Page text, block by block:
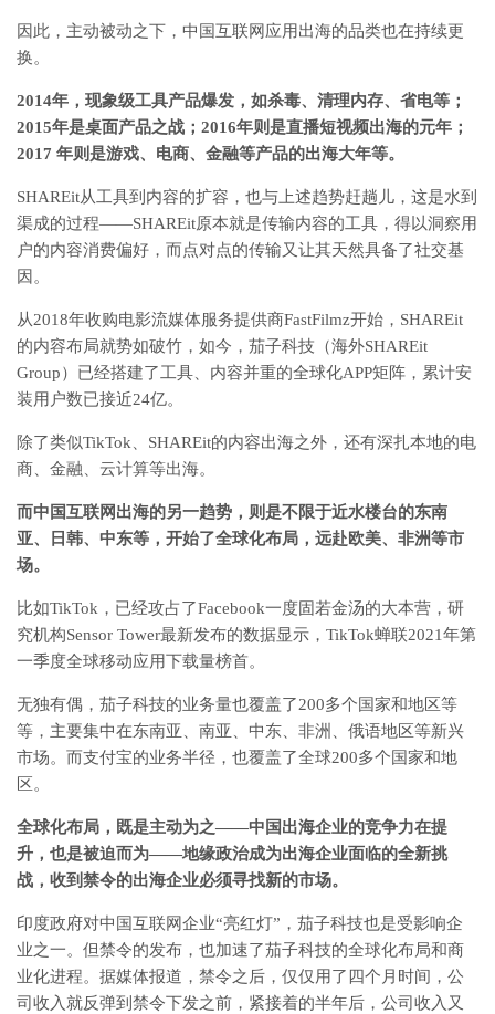
因此，主动被动之下，中国互联网应用出海的品类也在持续更
换。
2014年，现象级工具产品爆发，如杀毒、清理内存、省电等；
2015年是桌面产品之战；2016年则是直播短视频出海的元年；
2017 年则是游戏、电商、金融等产品的出海大年等。
SHAREit从工具到内容的扩容，也与上述趋势赶趟儿，这是水到
渠成的过程——SHAREit原本就是传输内容的工具，得以洞察用
户的内容消费偏好，而点对点的传输又让其天然具备了社交基
因。
从2018年收购电影流媒体服务提供商FastFilmz开始，SHAREit
的内容布局就势如破竹，如今，茄子科技（海外SHAREit
Group）已经搭建了工具、内容并重的全球化APP矩阵，累计安
装用户数已接近24亿。
除了类似TikTok、SHAREit的内容出海之外，还有深扎本地的电
商、金融、云计算等出海。
而中国互联网出海的另一趋势，则是不限于近水楼台的东南
亚、日韩、中东等，开始了全球化布局，远赴欧美、非洲等市
场。
比如TikTok，已经攻占了Facebook一度固若金汤的大本营，研
究机构Sensor Tower最新发布的数据显示，TikTok蝉联2021年第
一季度全球移动应用下载量榜首。
无独有偶，茄子科技的业务量也覆盖了200多个国家和地区等
等，主要集中在东南亚、南亚、中东、非洲、俄语地区等新兴
市场。而支付宝的业务半径，也覆盖了全球200多个国家和地
区。
全球化布局，既是主动为之——中国出海企业的竞争力在提
升，也是被迫而为——地缘政治成为出海企业面临的全新挑
战，收到禁令的出海企业必须寻找新的市场。
印度政府对中国互联网企业“亮红灯”，茄子科技也是受影响企
业之一。但禁令的发布，也加速了茄子科技的全球化布局和商
业化进程。据媒体报道，禁令之后，仅仅用了四个月时间，公
司收入就反弹到禁令下发之前，紧接着的半年后，公司收入又